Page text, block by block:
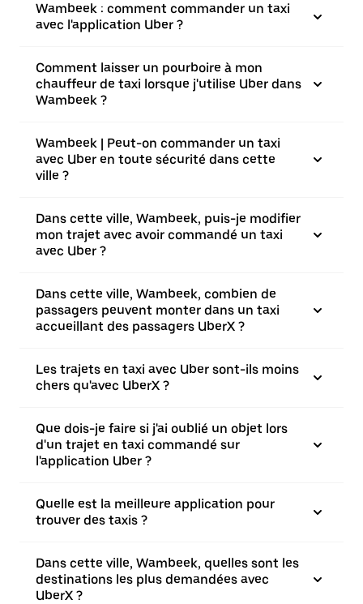
Wambeek : comment commander un taxi
avec l'application Uber ?
Comment laisser un pourboire à mon
chauffeur de taxi lorsque j'utilise Uber dans
Wambeek ?
Wambeek | Peut-on commander un taxi
avec Uber en toute sécurité dans cette
ville ?
Dans cette ville, Wambeek, puis-je modifier
mon trajet avec avoir commandé un taxi
avec Uber ?
Dans cette ville, Wambeek, combien de
passagers peuvent monter dans un taxi
accueillant des passagers UberX ?
Les trajets en taxi avec Uber sont-ils moins
chers qu'avec UberX ?
Que dois-je faire si j'ai oublié un objet lors
d'un trajet en taxi commandé sur
l'application Uber ?
Quelle est la meilleure application pour
trouver des taxis ?
Dans cette ville, Wambeek, quelles sont les
destinations les plus demandées avec
UberX ?